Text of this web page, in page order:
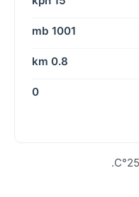
1001 mb
0.8 km
0